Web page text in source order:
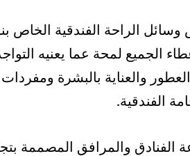
الراحة الفندقية الخاص
الجميع لمحة عما يعنيه
والعناية بالبشرة
الفندقية.
الفنادق والمرافق المصممة